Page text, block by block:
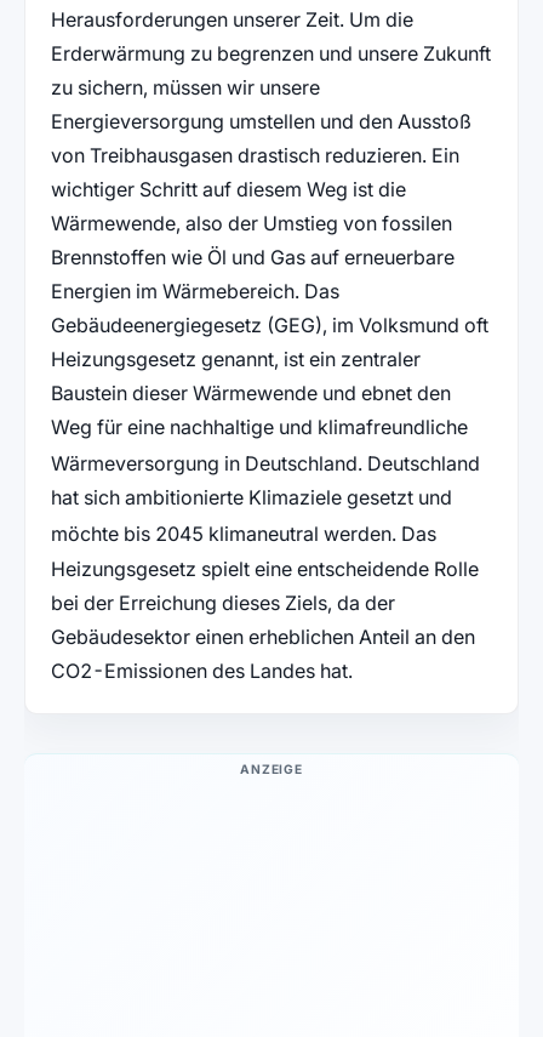
Herausforderungen unserer Zeit. Um die
Erderwärmung zu begrenzen und unsere Zukunft
zu sichern, müssen wir unsere
Energieversorgung umstellen und den Ausstoß
von Treibhausgasen drastisch reduzieren. Ein
wichtiger Schritt auf diesem Weg ist die
Wärmewende, also der Umstieg von fossilen
Brennstoffen wie Öl und Gas auf erneuerbare
Energien im Wärmebereich. Das
Gebäudeenergiegesetz (GEG), im Volksmund oft
Heizungsgesetz genannt, ist ein zentraler
Baustein dieser Wärmewende und ebnet den
Weg für eine nachhaltige und klimafreundliche
Wärmeversorgung in Deutschland. Deutschland
hat sich ambitionierte Klimaziele gesetzt und
möchte bis 2045 klimaneutral werden. Das
Heizungsgesetz spielt eine entscheidende Rolle
bei der Erreichung dieses Ziels, da der
Gebäudesektor einen erheblichen Anteil an den
CO2-Emissionen des Landes hat.
ANZEIGE